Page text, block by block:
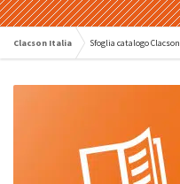
Clacson Italia Sfoglia catalogo Clacson